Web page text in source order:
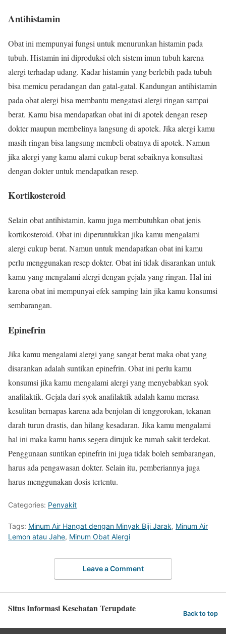
Antihistamin
Obat ini mempunyai fungsi untuk menurunkan histamin pada
tubuh. Histamin ini diproduksi oleh sistem imun tubuh karena
alergi terhadap udang. Kadar histamin yang berlebih pada tubuh
bisa memicu peradangan dan gatal-gatal. Kandungan antihistamin
pada obat alergi bisa membantu mengatasi alergi ringan sampai
berat. Kamu bisa mendapatkan obat ini di apotek dengan resep
dokter maupun membelinya langsung di apotek. Jika alergi kamu
masih ringan bisa langsung membeli obatnya di apotek. Namun
jika alergi yang kamu alami cukup berat sebaiknya konsultasi
dengan dokter untuk mendapatkan resep.
Kortikosteroid
Selain obat antihistamin, kamu juga membutuhkan obat jenis
kortikosteroid. Obat ini diperuntukkan jika kamu mengalami
alergi cukup berat. Namun untuk mendapatkan obat ini kamu
perlu menggunakan resep dokter. Obat ini tidak disarankan untuk
kamu yang mengalami alergi dengan gejala yang ringan. Hal ini
karena obat ini mempunyai efek samping lain jika kamu konsumsi
sembarangan.
Epinefrin
Jika kamu mengalami alergi yang sangat berat maka obat yang
disarankan adalah suntikan epinefrin. Obat ini perlu kamu
konsumsi jika kamu mengalami alergi yang menyebabkan syok
anafilaktik. Gejala dari syok anafilaktik adalah kamu merasa
kesulitan bernapas karena ada benjolan di tenggorokan, tekanan
darah turun drastis, dan hilang kesadaran. Jika kamu mengalami
hal ini maka kamu harus segera dirujuk ke rumah sakit terdekat.
Penggunaan suntikan epinefrin ini juga tidak boleh sembarangan,
harus ada pengawasan dokter. Selain itu, pemberiannya juga
harus menggunakan dosis tertentu.
Categories: Penyakit
Tags: Minum Air Hangat dengan Minyak Biji Jarak, Minum Air
Lemon atau Jahe, Minum Obat Alergi
Leave a Comment
Situs Informasi Kesehatan Terupdate Back to top